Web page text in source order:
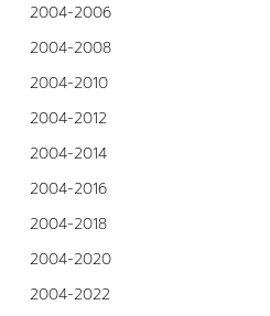
2004-2006
2004-2008
2004-2010
2004-2012
2004-2014
2004-2016
2004-2018
2004-2020
2004-2022